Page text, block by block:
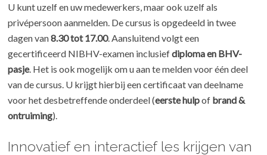
U kunt uzelf en uw medewerkers, maar ook uzelf als
privépersoon aanmelden. De cursus is opgedeeld in twee
dagen van8.30 tot 17.00. Aansluitend volgt een
gecertificeerd NIBHV-examen inclusiefdiploma en BHV-
pasje. Het is ook mogelijk om u aan te melden voor één deel
van de cursus. U krijgt hierbij een certificaat van deelname
voor het desbetreffende onderdeel (eerste hulpof brand &
ontruiming).
Innovatief en interactief les krijgen van